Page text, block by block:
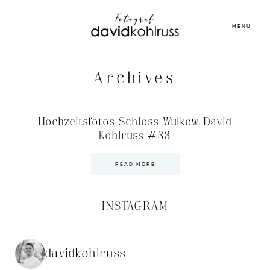
MENU
Archives
Hochzeitsfotos Schloss Wulkow David
Kohlruss #33
READ MORE
INSTAGRAM
davidkohlruss